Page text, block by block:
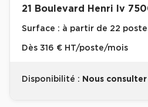
21 Boulevard Henri Iv
Surface : à partir de 22
Dès 316 € HT/poste/mois
Disponibilité : Nous consulter